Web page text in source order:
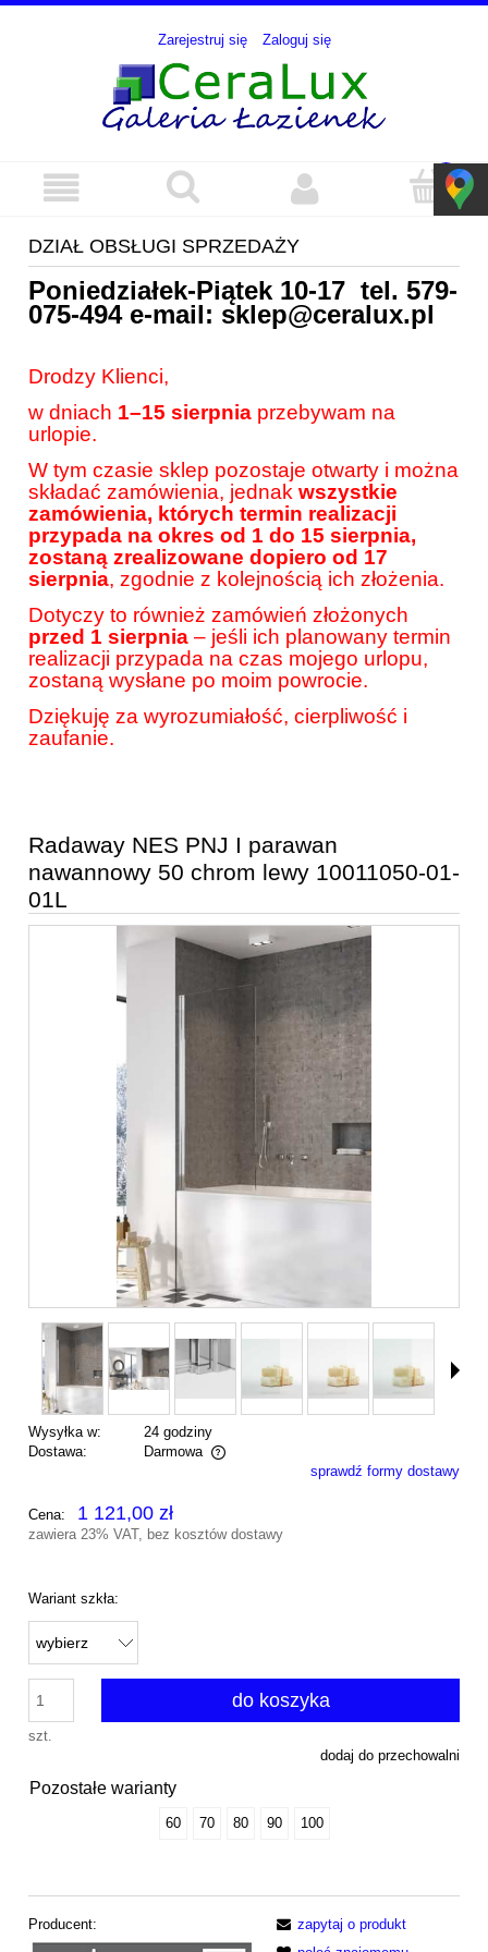
Zarejestruj się Zaloguj się
DZIAŁ OBSŁUGI SPRZEDAŻY
Poniedziałek-Piątek 10-17 tel. 579-
075-494e-mail: sklep@ceralux.pl
Drodzy Klienci,
w dniach 1–15 sierpnia przebywam na
urlopie.
W tym czasie sklep pozostaje otwarty i można
składać zamówienia, jednak wszystkie
zamówienia, których termin realizacji
przypada na okres od 1 do 15 sierpnia,
zostaną zrealizowane dopiero od 17
sierpnia, zgodnie z kolejnością ich złożenia.
Dotyczy to również zamówień złożonych
przed 1 sierpnia – jeśli ich planowany termin
realizacji przypada na czas mojego urlopu,
zostaną wysłane po moim powrocie.
Dziękuję za wyrozumiałość, cierpliwość i
zaufanie.
Radaway NES PNJ I parawan
nawannowy 50 chrom lewy 10011050-01-
01L
Wysyłka w:
24 godziny
Dostawa:
Darmowa
Cena nie zawiera ewentualnych kosztów płatnościsprawdź formy dostawy
Cena: 1 121,00 zł
zawiera 23% VAT, bez kosztów dostawy
Wariant szkła:
szt.
do koszyka
dodaj do przechowalni
Pozostałe warianty
60 70 80 90 100
Producent:
zapytaj o produkt